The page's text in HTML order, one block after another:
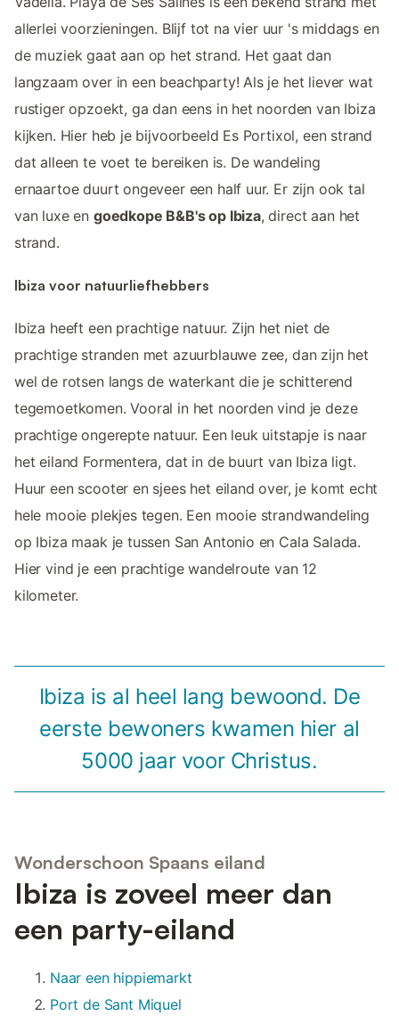
allerlei voorzieningen. Blijf tot na vier uur 's middags en
de muziek gaat aan op het strand. Het gaat dan
langzaam over in een beachparty! Als je het liever wat
rustiger opzoekt, ga dan eens in het noorden van Ibiza
kijken. Hier heb je bijvoorbeeld Es Portixol, een strand
dat alleen te voet te bereiken is. De wandeling
ernaartoe duurt ongeveer een half uur. Er zijn ook tal
van luxe en goedkope B&B's op Ibiza, direct aan het
strand.
Ibiza voor natuurliefhebbers
Ibiza heeft een prachtige natuur. Zijn het niet de
prachtige stranden met azuurblauwe zee, dan zijn het
wel de rotsen langs de waterkant die je schitterend
tegemoetkomen. Vooral in het noorden vind je deze
prachtige ongerepte natuur. Een leuk uitstapje is naar
het eiland Formentera, dat in de buurt van Ibiza ligt.
Huur een scooter en sjees het eiland over, je komt echt
hele mooie plekjes tegen. Een mooie strandwandeling
op Ibiza maak je tussen San Antonio en Cala Salada.
Hier vind je een prachtige wandelroute van 12
kilometer.
Ibiza is al heel lang bewoond. De
eerste bewoners kwamen hier al
5000 jaar voor Christus.
Wonderschoon Spaans eiland
Ibiza is zoveel meer dan
een party-eiland
Naar een hippiemarkt
Port de Sant Miquel